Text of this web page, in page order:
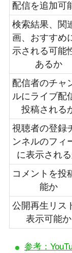
配信を追加可
検索結果、関
画、おすすめ
示される可能
あるか
配信者のチャ
ルにライブ配
投稿される
視聴者の登録
ンネルのフィ
に表示され
コメントを投
能か
公開再生リス
表示可能か
参考：